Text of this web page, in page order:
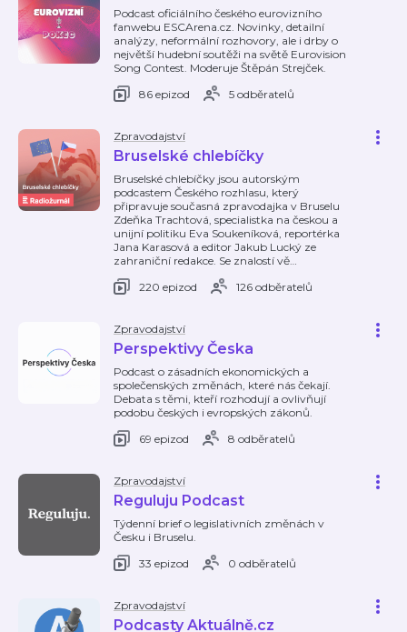
Podcast oficiálního českého eurovizního
fanwebu ESCArena.cz. Novinky, detailní
analýzy, neformální rozhovory, ale i drby o
největší hudební soutěži na světě Eurovision
Song Contest. Moderuje Štěpán Strejček.
86 epizod
5 odběratelů
Zpravodajství
Bruselské chlebíčky
Bruselské chlebíčky jsou autorským
podcastem Českého rozhlasu, který
připravuje současná zpravodajka v Bruselu
Zdeňka Trachtová, specialistka na českou a
unijní politiku Eva Soukeníková, reportérka
Jana Karasová a editor Jakub Lucký ze
zahraniční redakce. Se znalostí vě…
220 epizod
126 odběratelů
Zpravodajství
Perspektivy Česka
Podcast o zásadních ekonomických a
společenských změnách, které nás čekají.
Debata s těmi, kteří rozhodují a ovlivňují
podobu českých i evropských zákonů.
69 epizod
8 odběratelů
Zpravodajství
Reguluju Podcast
Týdenní brief o legislativních změnách v
Česku i Bruselu.
33 epizod
0 odběratelů
Zpravodajství
Podcasty Aktuálně.cz